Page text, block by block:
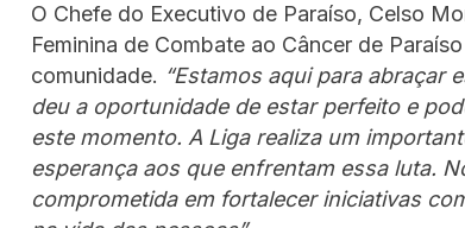
O Chefe do Executivo de Paraíso, Celso
Feminina de Combate ao Câncer de
comunidade. “Estamos aqui para abraçar
deu a oportunidade de estar perfeito e
este momento. A Liga realiza um
esperança aos que enfrentam essa luta.
comprometida em fortalecer iniciativas